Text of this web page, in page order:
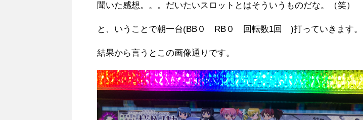
聞いた感想。。。だいたいスロットとはそういうものだな。（笑）
と、いうことで朝一台(BB０ RB０ 回転数1回 )打っていきます。
結果から言うとこの画像通りです。